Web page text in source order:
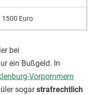
1500 Euro
bei
ein Bußgeld. In
Vorpommern
sogarstrafrechtlich